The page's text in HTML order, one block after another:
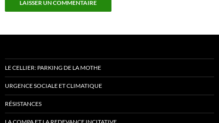
LE CELLIER: PARKING DE LA MOTHE
URGENCE SOCIALE ET CLIMATIQUE
RÉSISTANCES